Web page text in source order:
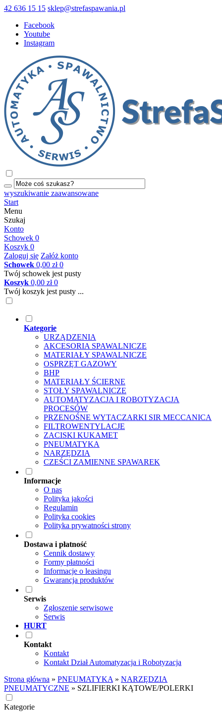
42 636 15 15 sklep@strefaspawania.pl
Facebook
Youtube
Instagram
wyszukiwanie zaawansowane
Start
Menu
Szukaj
Konto
Schowek 0
Koszyk 0
Zaloguj się Załóż konto
Schowek 0,00 zł 0
Twój schowek jest pusty
Koszyk 0,00 zł 0
Twój koszyk jest pusty ...
Kategorie
URZĄDZENIA
AKCESORIA SPAWALNICZE
MATERIAŁY SPAWALNICZE
OSPRZĘT GAZOWY
BHP
MATERIAŁY ŚCIERNE
STOŁY SPAWALNICZE
AUTOMATYZACJA I ROBOTYZACJA
PROCESÓW
PRZENOŚNE WYTACZARKI SIR MECCANICA
FILTROWENTYLACJE
ZACISKI KUKAMET
PNEUMATYKA
NARZĘDZIA
CZEŚCI ZAMIENNE SPAWAREK
Informacje
O nas
Polityka jakości
Regulamin
Polityka cookies
Polityka prywatności strony
Dostawa i płatność
Cennik dostawy
Formy płatności
Informacje o leasingu
Gwarancja produktów
Serwis
Zgłoszenie serwisowe
Serwis
HURT
Kontakt
Kontakt
Kontakt Dział Automatyzacja i Robotyzacja
Strona główna » PNEUMATYKA » NARZĘDZIA
PNEUMATYCZNE » SZLIFIERKI KĄTOWE/POLERKI
Kategorie